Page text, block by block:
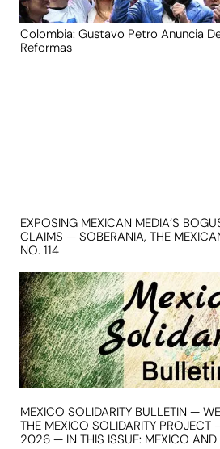
Colombia: Gustavo Petro Anuncia
Reformas
EXPOSING MEXICAN MEDIA’S
CLAIMS — SOBERANIA, THE
NO. 114
MEXICO SOLIDARITY BULLETIN —
THE MEXICO SOLIDARITY
2026 — IN THIS ISSUE: MEXICO